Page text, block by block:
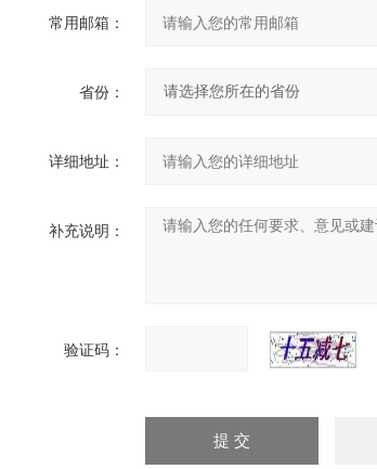
常用邮箱：
省份：
详细地址：
补充说明：
验证码：